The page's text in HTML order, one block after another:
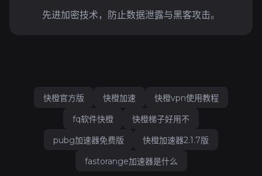
先进加密技术，防止数据泄露与黑客攻击。
快橙官方版 快橙加速
快橙vpn使用教程
fq软件快橙
快橙梯子好用不
pubg加速器免费版
快橙加速器2.1.7版
fastorange加速器是什么